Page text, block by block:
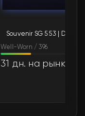
$9.05🛒
$11.63🛒
Well-Worn / 396
31 дн. на рынке